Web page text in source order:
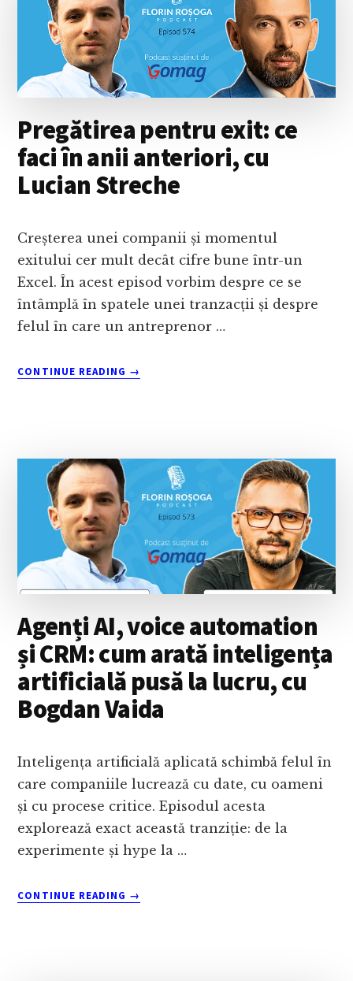
IMPLEMENTAREA
ESTE
DUS
LA
–
DAN
MOCANU
Pregătirea pentru exit: ce
faci în anii anteriori, cu
Lucian Streche
Creșterea unei companii și momentul
exitului cer mult decât cifre bune într-un
Excel. În acest episod vorbim despre ce se
întâmplă în spatele unei tranzacții și despre
felul în care un antreprenor …
CONTINUE READING
ABOUT
ANTERIORI,
CU
LUCIAN
STRECHE
→
Agenți AI, voice automation
și CRM: cum arată inteligența
artificială pusă la lucru, cu
Bogdan Vaida
Inteligența artificială aplicată schimbă felul în
care companiile lucrează cu date, cu oameni
și cu procese critice. Episodul acesta
explorează exact această tranziție: de la
experimente și hype la …
CONTINUE READING
ABOUT
→